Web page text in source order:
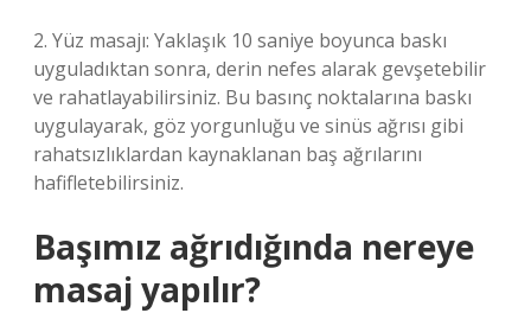
2. Yüz masajı: Yaklaşık 10 saniye boyunca baskı
uyguladıktan sonra, derin nefes alarak gevşetebilir
ve rahatlayabilirsiniz. Bu basınç noktalarına baskı
uygulayarak, göz yorgunluğu ve sinüs ağrısı gibi
rahatsızlıklardan kaynaklanan baş ağrılarını
hafifletebilirsiniz.
Başımız ağrıdığında nereye
masaj yapılır?